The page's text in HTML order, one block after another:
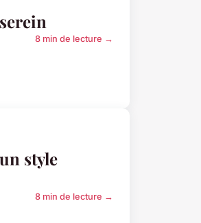
8 min de lecture →
style
8 min de lecture →